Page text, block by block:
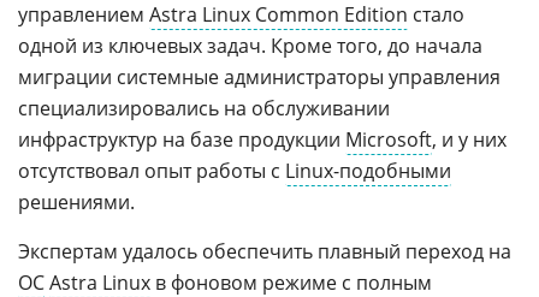
управлением Astra Linux Common Edition стало
одной из ключевых задач. Кроме того, до начала
миграции системные администраторы управления
специализировались на обслуживании
инфраструктур на базе продукции Microsoft, и у них
отсутствовал опыт работы с Linux-подобными
решениями.
Экспертам удалось обеспечить плавный переход на
ОСAstra Linux в фоновом режиме с полным